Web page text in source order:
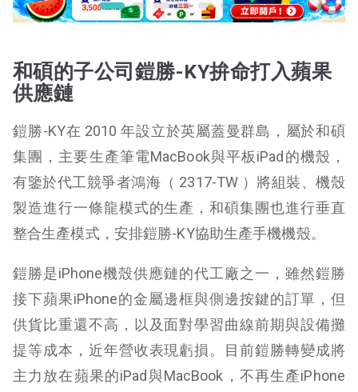
和碩的子公司鎧勝-KY拚命打入蘋果
供應鏈
鎧勝-KY在 2010 年設立於英屬蓋曼群島，屬於和碩
集團，主要生產筆電MacBook與平板iPad的機殼，
有鑒於代工競爭者鴻海（ 2317-TW ）將組裝、機殼
製造進行一條龍模式的生產，和碩集團也進行垂直
整合生產模式，安排鎧勝-KY協助生產手機機殼。
鎧勝是iPhone機殼供應鏈的代工廠之一，雖然鎧勝
接下蘋果iPhone的金屬邊框與側邊按鍵的訂單，但
供貨比重還不高，以及面對學習曲線前期與設備攤
提等成本，近年營收表現虧損。目前鎧勝轉變成將
主力放在蘋果的iPad與MacBook，不再生產iPhone